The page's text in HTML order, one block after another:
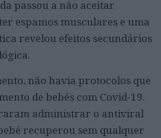
passou a não aceitar
espamos musculares e uma
revelou efeitos secundários
não havia protocolos que
de bebés com Covid-19.
administrar o antiviral
recuperou sem qualquer